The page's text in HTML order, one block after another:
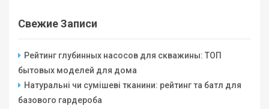
Свежие Записи
Рейтинг глубинных насосов для скважины: ТОП
бытовых моделей для дома
Натуральні чи сумішеві тканини: рейтинг та батл для
базового гардероба